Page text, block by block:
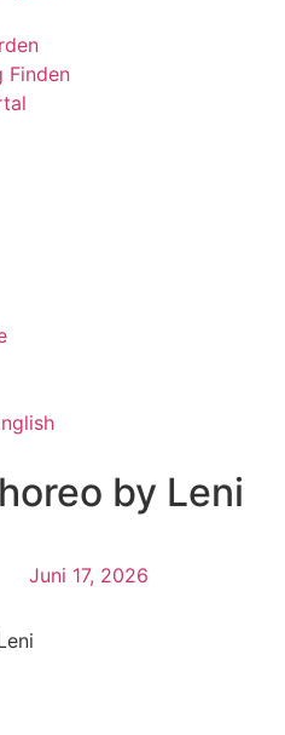
Finden
by Leni
Juni 17, 2026